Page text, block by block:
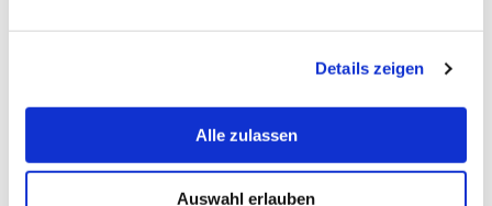
Details zeigen
Alle zulassen
Auswahl erlauben
Japanische Kleidung – von